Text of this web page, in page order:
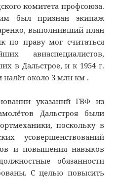
комитета профсоюза.
был признан экипаж
выполнивший план
по праву мог считаться
авиаспециалистов,
в Дальстрое, и к 1954 г.
налёт около 3 млн км .
указаний ГВФ из
Дальстроя были
поскольку в
усовершенствований
и повышения навыков
обязанности
С целью повысить